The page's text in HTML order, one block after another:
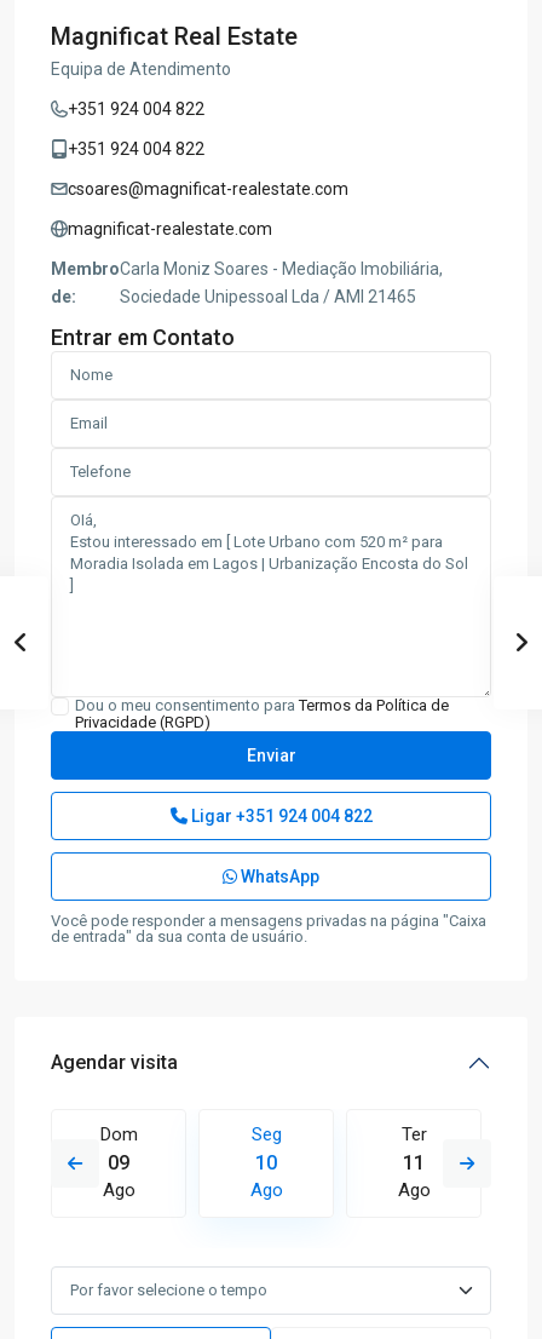
Magnificat Real Estate
Equipa de Atendimento
+351 924 004 822
+351 924 004 822
csoares@magnificat-realestate.com
magnificat-realestate.com
Membro
de:
Carla Moniz Soares - Mediação Imobiliária,
Sociedade Unipessoal Lda / AMI 21465
Entrar em Contato
Dou o meu consentimento paraTermos da Política de
Privacidade (RGPD)
Ligar +351 924 004 822
WhatsApp
Você pode responder a mensagens privadas na página "Caixa
de entrada" da sua conta de usuário.
Agendar visita
Dom
09
Ago
Seg
10
Ago
Ter
11
Ago